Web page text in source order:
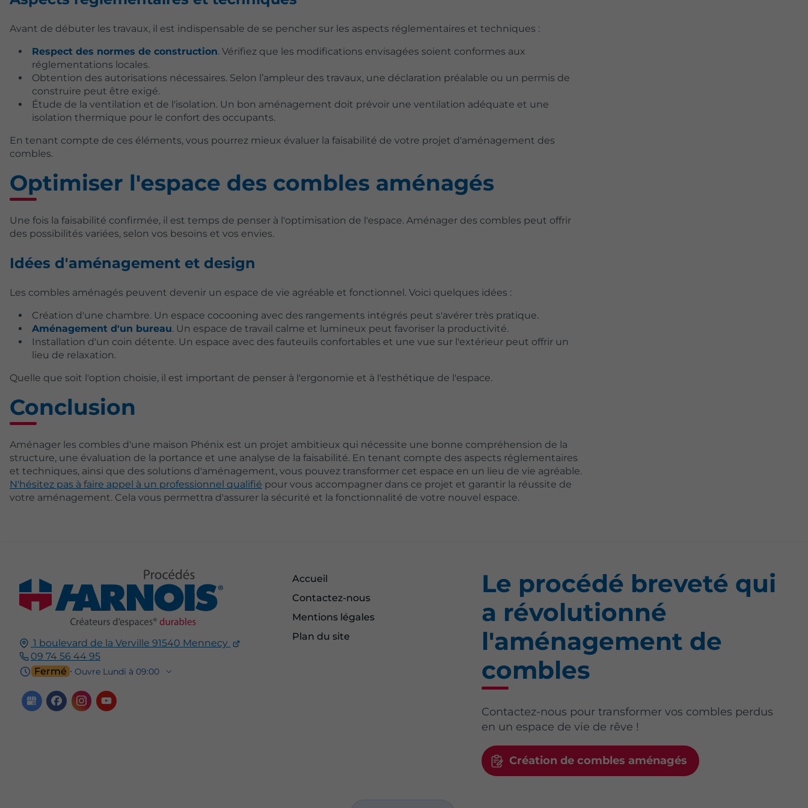
Avant de débuter les travaux, il est indispensable de se pencher sur les aspects réglementaires et techniques :
Respect des normes de construction. Vérifiez que les modifications envisagées soient conformes aux
réglementations locales.
Obtention des autorisations nécessaires. Selon l’ampleur des travaux, une déclaration préalable ou un permis de
construire peut être exigé.
Étude de la ventilation et de l'isolation. Un bon aménagement doit prévoir une ventilation adéquate et une
isolation thermique pour le confort des occupants.
En tenant compte de ces éléments, vous pourrez mieux évaluer la faisabilité de votre projet d'aménagement des
combles.
Optimiser l'espace des combles aménagés
Une fois la faisabilité confirmée, il est temps de penser à l'optimisation de l'espace. Aménager des combles peut offrir
des possibilités variées, selon vos besoins et vos envies.
Idées d'aménagement et design
Les combles aménagés peuvent devenir un espace de vie agréable et fonctionnel. Voici quelques idées :
Création d'une chambre. Un espace cocooning avec des rangements intégrés peut s'avérer très pratique.
Aménagement d'un bureau. Un espace de travail calme et lumineux peut favoriser la productivité.
Installation d'un coin détente. Un espace avec des fauteuils confortables et une vue sur l'extérieur peut offrir un
lieu de relaxation.
Quelle que soit l'option choisie, il est important de penser à l'ergonomie et à l'esthétique de l'espace.
Conclusion
Aménager les combles d'une maison Phénix est un projet ambitieux qui nécessite une bonne compréhension de la
structure, une évaluation de la portance et une analyse de la faisabilité. En tenant compte des aspects réglementaires
et techniques, ainsi que des solutions d'aménagement, vous pouvez transformer cet espace en un lieu de vie agréable.
N'hésitez pas à faire appel à un professionnel qualifié pour vous accompagner dans ce projet et garantir la réussite de
votre aménagement. Cela vous permettra d'assurer la sécurité et la fonctionnalité de votre nouvel espace.
1 boulevard de la Verville 91540 Mennecy
09 74 56 44 95
Fermé ⋅ Ouvre Lundi à 09:00
Accueil
Contactez-nous
Mentions légales
Plan du site
Le procédé breveté qui
a révolutionné
l'aménagement de
combles
Contactez-nous pour transformer vos combles perdus
en un espace de vie de rêve !
Création de combles aménagés